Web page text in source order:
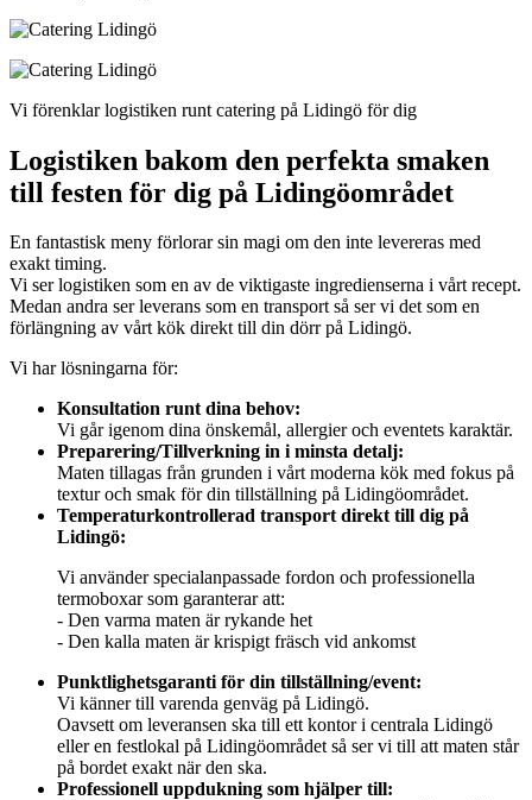
Vi förenklar logistiken runt catering på Lidingö för dig
Logistiken bakom den perfekta smaken
till festen för dig på Lidingöområdet
En fantastisk meny förlorar sin magi om den inte levereras med
exakt timing.
Vi ser logistiken som en av de viktigaste ingredienserna i vårt recept.
Medan andra ser leverans som en transport så ser vi det som en
förlängning av vårt kök direkt till din dörr på Lidingö.
Vi har lösningarna för:
Konsultation runt dina behov:
Vi går igenom dina önskemål, allergier och eventets karaktär.
Preparering/Tillverkning in i minsta detalj:
Maten tillagas från grunden i vårt moderna kök med fokus på
textur och smak för din tillställning på Lidingöområdet.
Temperaturkontrollerad transport direkt till dig på
Lidingö:
Vi använder specialanpassade fordon och professionella
termoboxar som garanterar att:
- Den varma maten är rykande het
- Den kalla maten är krispigt fräsch vid ankomst
Punktlighetsgaranti för din tillställning/event:
Vi känner till varenda genväg på Lidingö.
Oavsett om leveransen ska till ett kontor i centrala Lidingö
eller en festlokal på Lidingöområdet så ser vi till att maten står
på bordet exakt när den ska.
Professionell uppdukning som hjälper till: